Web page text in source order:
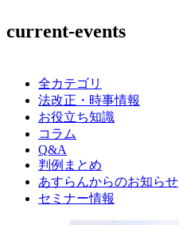
current-events
全カテゴリ
法改正・時事情報
お役立ち知識
コラム
Q&A
判例まとめ
あすらんからのお知らせ
セミナー情報